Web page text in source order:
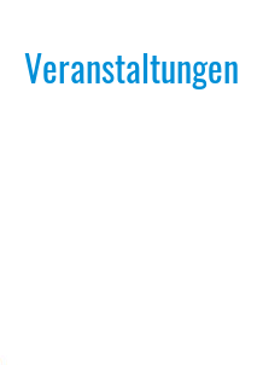
Veranstaltungen